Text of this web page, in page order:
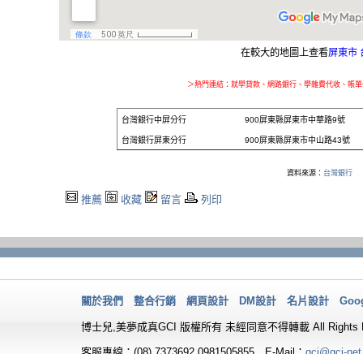
在較大的地圖上查看屏東市
＞熱門連結： 就學貸款 、 網路銀行 、 學雜費代收 、 帳
台灣銀行中屏分行 900屏東縣屏東市中華路9號
台灣銀行屏東分行 900屏東縣屏東市中山路43號
資料來源： 台灣銀行
推薦 收藏 留言 列印
關於我們 整合行銷 網頁設計 DM設計 名片設計
博士兒,美夢成真GCI 版權所有 未經同意不得轉載 All Rights